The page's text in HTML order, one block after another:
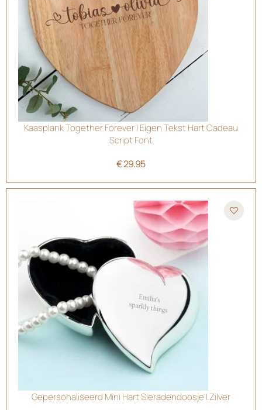
Kaasplank Together Forever | Eigen Tekst Hart Cadeau
Script Font
€29.95
Gepersonaliseerd Mini Hart Sieradendoosje | Zilver